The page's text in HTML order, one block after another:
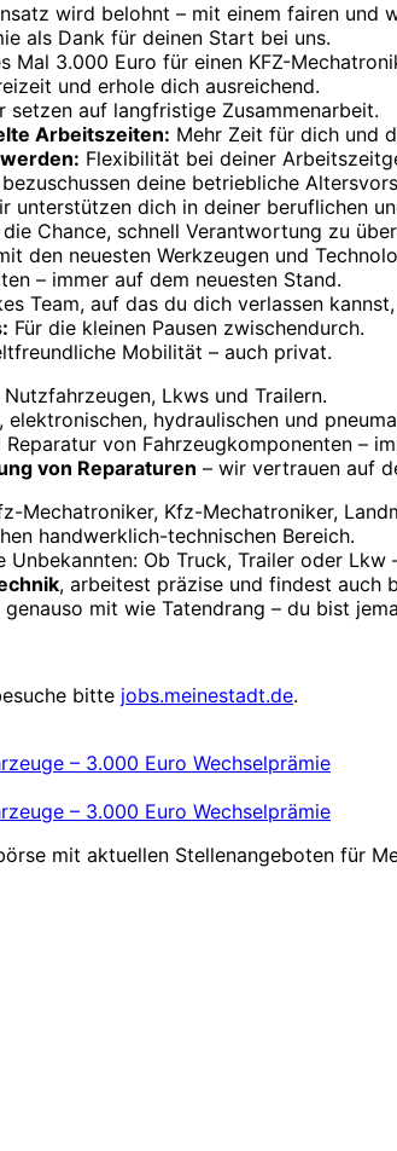
wird belohnt – mit einem fairen und
als Dank für deinen Start bei uns.
Mal 3.000 Euro für einen KFZ-
und erhole dich ausreichend.
setzen auf langfristige Zusammenarbeit.
Arbeitszeiten: Mehr Zeit für dich und
Flexibilität bei deiner
deine betriebliche
unterstützen dich in deiner beruflichen
die Chance, schnell Verantwortung zu
den neuesten Werkzeugen und
– immer auf dem neuesten Stand.
Team, auf das du dich verlassen
Für die kleinen Pausen zwischendurch.
Mobilität – auch privat.
Lkws und Trailern.
elektronischen, hydraulischen und
Reparatur von Fahrzeug­komponenten –
von Reparaturen – wir vertrauen auf
Mechatroniker, Kfz-Mechatroniker,
handwerklich-technischen Bereich.
Unbekannten: Ob Truck, Trailer oder
, arbeitest präzise und findest auch
mit wie Tatendrang – du bist
bitte jobs.meinestadt.de.
– 3.000 Euro Wechselprämie
– 3.000 Euro Wechselprämie
mit aktuellen Stellenangeboten für